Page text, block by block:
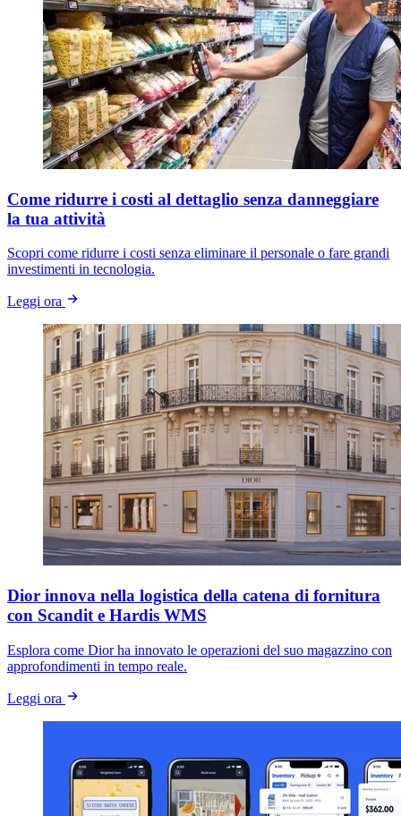
Come ridurre i costi al dettaglio senza danneggiare
la tua attività
Scopri come ridurre i costi senza eliminare il personale o fare grandi
investimenti in tecnologia.
Leggi ora
Dior innova nella logistica della catena di fornitura
con Scandit e Hardis WMS
Esplora come Dior ha innovato le operazioni del suo magazzino con
approfondimenti in tempo reale.
Leggi ora